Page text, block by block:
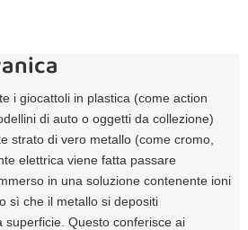
i giocattoli in plastica (come action
di auto o oggetti da collezione)
strato di vero metallo (come cromo,
elettrica viene fatta passare
in una soluzione contenente ioni
sì che il metallo si depositi
superficie. Questo conferisce ai